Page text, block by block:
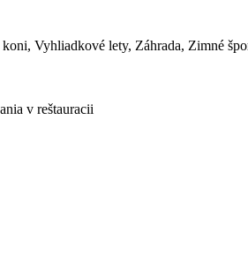
Vyhliadkové lety, Záhrada, Zimné
v reštauracii